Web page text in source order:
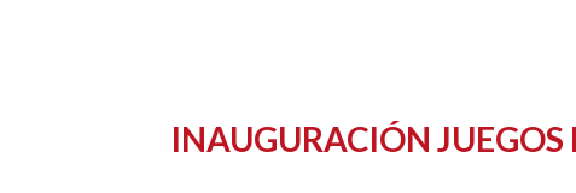
INAUGURACIÓN